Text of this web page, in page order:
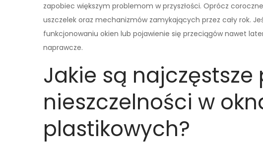
zapobiec większym problemom w przyszłości. Oprócz
uszczelek oraz mechanizmów zamykających przez cały rok.
funkcjonowaniu okien lub pojawienie się przeciągów nawet
naprawcze.
Jakie są najczęstsze
nieszczelności w
plastikowych?